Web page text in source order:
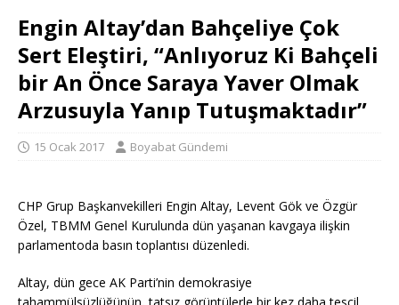
Engin Altay’dan Bahçeliye Çok
Sert Eleştiri, “Anlıyoruz Ki Bahçeli
bir An Önce Saraya Yaver Olmak
Arzusuyla Yanıp Tutuşmaktadır”
15 Ocak 2017 Boyabat Gündemi
CHP Grup Başkanvekilleri Engin Altay, Levent Gök ve Özgür
Özel, TBMM Genel Kurulunda dün yaşanan kavgaya ilişkin
parlamentoda basın toplantısı düzenledi.
Altay, dün gece AK Parti’nin demokrasiye